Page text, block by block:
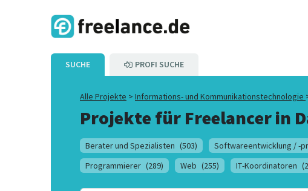
SUCHE PROFI SUCHE
Alle Projekte > Informations- und Kommunikationstechnologie
Projekte für Freelancer in
Berater und Spezialisten (503) Softwareentwicklung / -
Programmierer (289) Web (255) IT-Koordinatoren